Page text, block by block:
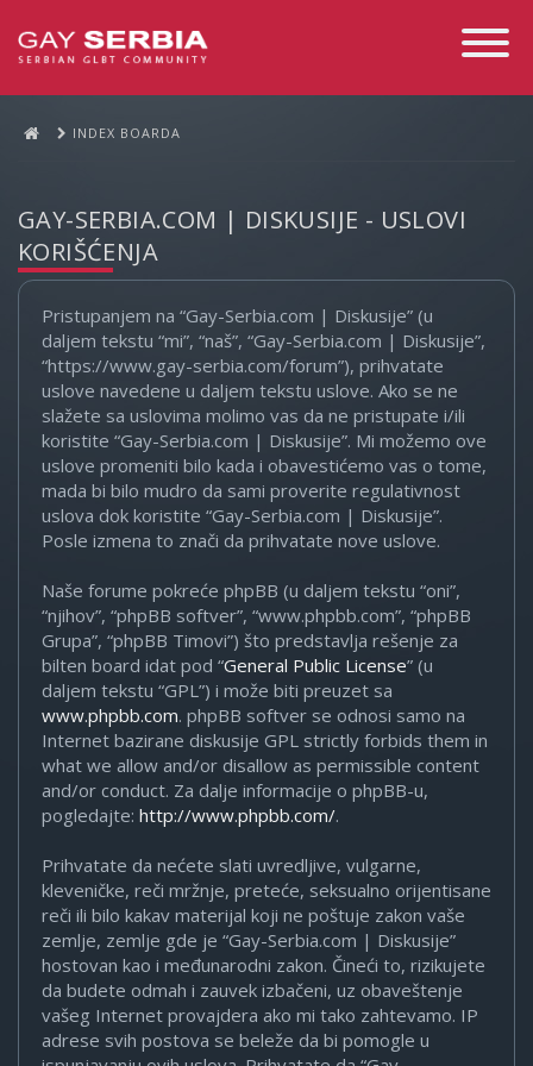
Toggle
INDEX BOARDA
GAY-SERBIA.COM | DISKUSIJE - USLOVI
KORIŠĆENJA
Pristupanjem na “Gay-Serbia.com | Diskusije” (u
daljem tekstu “mi”, “naš”, “Gay-Serbia.com | Diskusije”,
“https://www.gay-serbia.com/forum”), prihvatate
uslove navedene u daljem tekstu uslove. Ako se ne
slažete sa uslovima molimo vas da ne pristupate i/ili
koristite “Gay-Serbia.com | Diskusije”. Mi možemo ove
uslove promeniti bilo kada i obavestićemo vas o tome,
mada bi bilo mudro da sami proverite regulativnost
uslova dok koristite “Gay-Serbia.com | Diskusije”.
Posle izmena to znači da prihvatate nove uslove.
Naše forume pokreće phpBB (u daljem tekstu “oni”,
“njihov”, “phpBB softver”, “www.phpbb.com”, “phpBB
Grupa”, “phpBB Timovi”) što predstavlja rešenje za
bilten board idat pod “General Public License” (u
daljem tekstu “GPL”) i može biti preuzet sa
www.phpbb.com. phpBB softver se odnosi samo na
Internet bazirane diskusije GPL strictly forbids them in
what we allow and/or disallow as permissible content
and/or conduct. Za dalje informacije o phpBB-u,
pogledajte: http://www.phpbb.com/.
Prihvatate da nećete slati uvredljive, vulgarne,
kleveničke, reči mržnje, preteće, seksualno orijentisane
reči ili bilo kakav materijal koji ne poštuje zakon vaše
zemlje, zemlje gde je “Gay-Serbia.com | Diskusije”
hostovan kao i međunarodni zakon. Čineći to, rizikujete
da budete odmah i zauvek izbačeni, uz obaveštenje
vašeg Internet provajdera ako mi tako zahtevamo. IP
adrese svih postova se beleže da bi pomogle u